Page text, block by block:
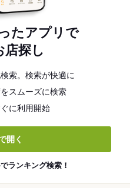
たアプリで
店探し
索。検索が快適に
スムーズに検索
に利用開始
開く
ランキング検索！